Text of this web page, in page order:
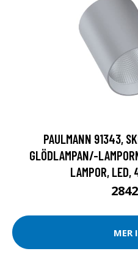
PAULMANN 91343,
GLÖDLAMPAN/-
LAMPOR,
MER